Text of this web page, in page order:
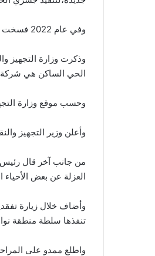
وفي عام 2022 فسخت وزارة التجهيز والنقل، عقدها مع شركة ليوواندا، بعد أشهر من تأخر الأشغال في الجسر.
وذكرت وزارة التجهيز
الحي الساكن هي شركة
وحسب موقع وزارة التجهيز فإن أعمال
وأعلن وزير التجهيز
من جانب آخر قال رئيس
العزلة عن بعض الأحياء
تنفذها سلطة منطقة
واطلع ممدو على